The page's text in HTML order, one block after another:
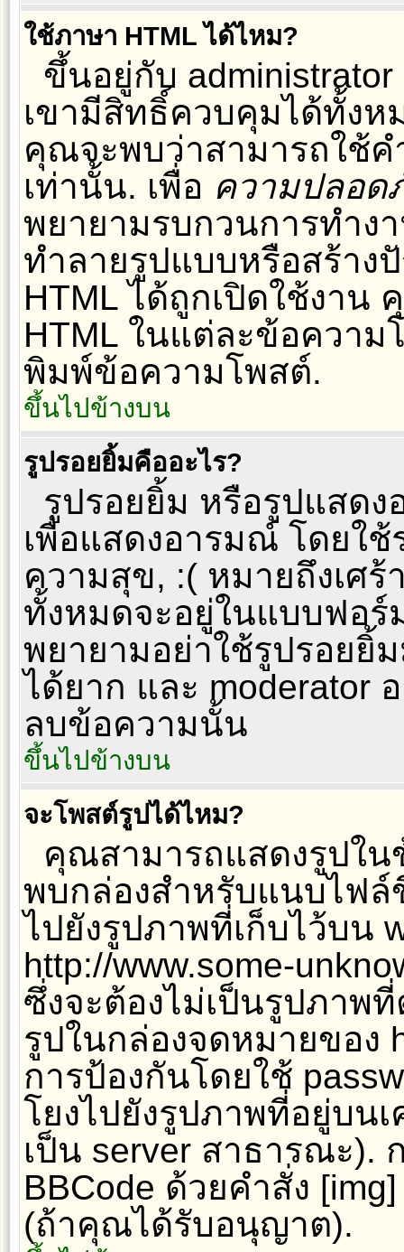
ใช้ภาษา HTML ได้ไหม?
ขึ้นอยู่กับ
เขามีสิทธิ์ควบคุมได้ทั้ง
คุณจะพบว่าสามารถใช้ค
เท่านั้น. เพื่อ ความปลอด
พยายามรบกวนการทำง
ทำลายรูปแบบหรือสร้าง
HTML ได้ถูกเปิดใช้งาน
HTML ในแต่ละข้อควา
พิมพ์ข้อความโพสต์.
ขึ้นไปข้างบน
รูปรอยยิ้มคืออะไร?
รูปรอยยิ้ม หรือรูปแสดง
เพื่อแสดงอารมณ์ โดยใ
ความสุข, :( หมายถึงเศ
ทั้งหมดจะอยู่ในแบบฟอ
พยายามอย่าใช้รูปรอยยิ้
ได้ยาก และ moderator
ลบข้อความนั้น
ขึ้นไปข้างบน
จะโพสต์รูปได้ไหม?
คุณสามารถแสดงรูปใ
พบกล่องสำหรับแนบไฟ
ไปยังรูปภาพที่เก็บไว้บน
http://www.some-
ซึ่งจะต้องไม่เป็นรูปภาพ
รูปในกล่องจดหมายของ
การป้องกันโดยใช้
โยงไปยังรูปภาพที่อยู่บน
เป็น server สาธารณะ).
BBCode ด้วยคำสั่ง
(ถ้าคุณได้รับอนุญาต).